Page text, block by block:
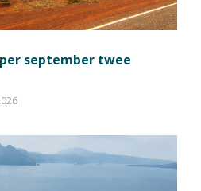
september twee